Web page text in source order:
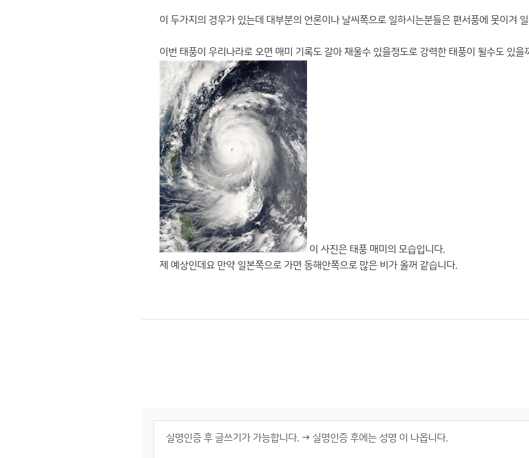
이 두가지의 경우가 있는데 대부분의 언론이나 날씨쪽으로 일하시는분들은 편서풍에 못이겨
이번 태풍이 우리나라로 오면 매미 기록도 갈아 채울수 있을정도로 강력한 태풍이 될수도 있을
이 사진은 태풍 매미의 모습입니다.
제 예상인데요 만약 일본쪽으로 가면 동해안쪽으로 많은 비가 올꺼 같습니다.